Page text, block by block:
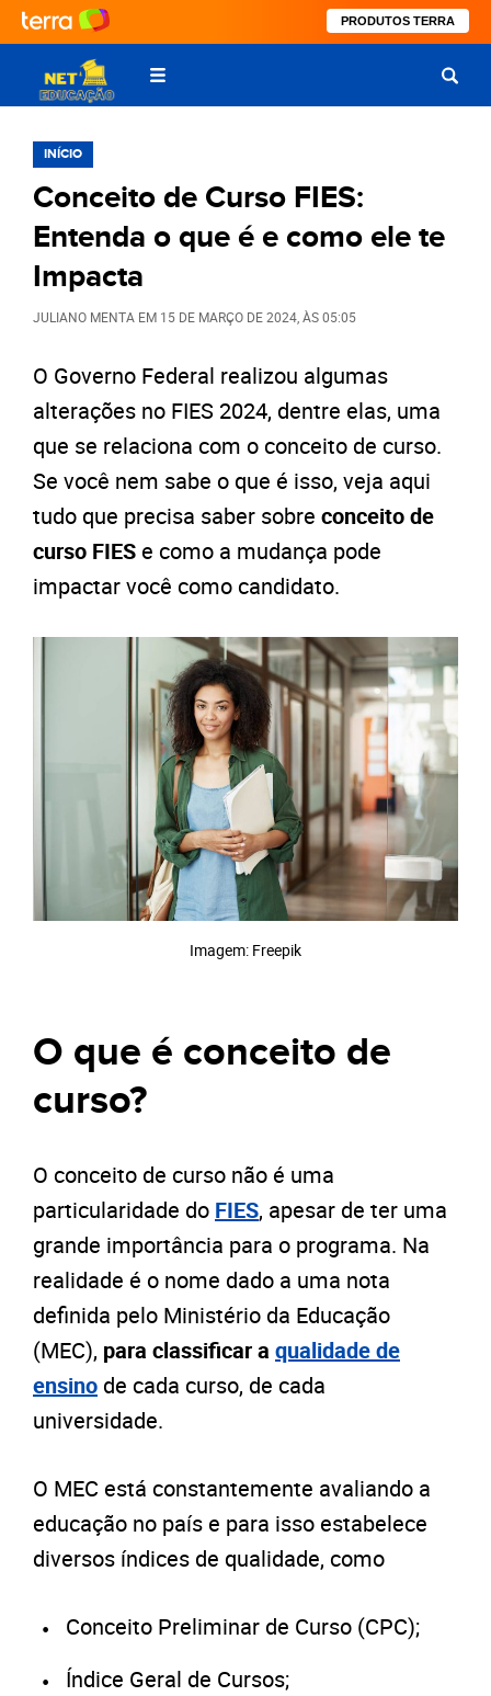
PRODUTOS TERRA
INÍCIO
Conceito de Curso FIES:
Entenda o que é e como ele te
Impacta
JULIANO MENTA EM 15 DE MARÇO DE 2024 , ÀS05:05
O Governo Federal realizou algumas
alterações no FIES 2024, dentre elas, uma
que se relaciona com o conceito de curso.
Se você nem sabe o que é isso, veja aqui
tudo que precisa saber sobre conceito de
curso FIES e como a mudança pode
impactar você como candidato.
Imagem: Freepik
O que é conceito de
curso?
O conceito de curso não é uma
particularidade do FIES, apesar de ter uma
grande importância para o programa. Na
realidade é o nome dado a uma nota
definida pelo Ministério da Educação
(MEC), para classificar a qualidade de
ensino de cada curso, de cada
universidade.
O MEC está constantemente avaliando a
educação no país e para isso estabelece
diversos índices de qualidade, como
Conceito Preliminar de Curso (CPC);
Índice Geral de Cursos;